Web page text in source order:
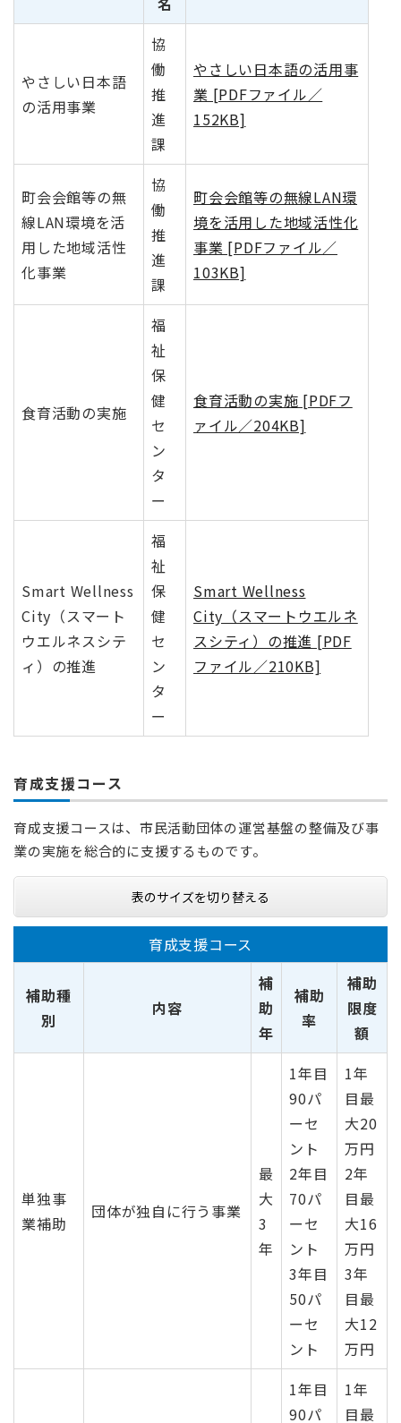
やさしい日本語
の活用事業
協
働
推
進
課
やさしい日本語の活用事
業 [PDFファイル／
152KB]
町会会館等の無
線LAN環境を活
用した地域活性
化事業
協
働
推
進
課
町会会館等の無線LAN環
境を活用した地域活性化
事業 [PDFファイル／
103KB]
食育活動の実施
福
祉
保
健
セ
ン
タ
ー
食育活動の実施 [PDFフ
ァイル／204KB]
Smart Wellness
City（スマート
ウエルネスシテ
ィ）の推進
福
祉
保
健
セ
ン
タ
ー
Smart Wellness
City（スマートウエルネ
スシティ）の推進 [PDF
ファイル／210KB]
育成支援コース
育成支援コースは、市民活動団体の運営基盤の整備及び事
業の実施を総合的に支援するものです。
表のサイズを切り替える
育成支援コース
補助種
別
内容
補
助
年
補助
率
補助
限度
額
単独事
業補助
団体が独自に行う事業
最
大
3
年
1年目
90パ
ーセ
ント
2年目
70パ
ーセ
ント
3年目
50パ
ーセ
ント
1年
目最
大20
万円
2年
目最
大16
万円
3年
目最
大12
万円
1年目
90パ
1年
目最